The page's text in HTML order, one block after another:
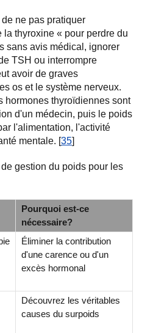
de ne pas pratiquer
la thyroxine « pour perdre du
sans avis médical, ignorer
TSH ou interrompre
avoir de graves
os et le système nerveux.
hormones thyroïdiennes sont
d'un médecin, puis le poids
l'alimentation, l'activité
mentale. [35]
gestion du poids pour les
Pourquoi est-ce
nécessaire?
Éliminer la contribution
d'une carence ou d'un
excès hormonal
Découvrez les véritables
causes du surpoids